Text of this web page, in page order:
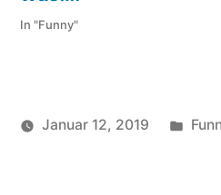
In "Funny"
Januar 12, 2019